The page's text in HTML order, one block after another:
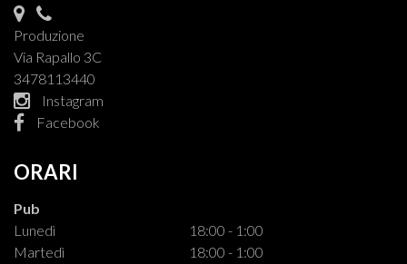
Produzione
Via Rapallo 3C
3478113440
Instagram
Facebook
ORARI
Pub
Lunedì
18:00 - 1:00
Martedì
18:00 - 1:00